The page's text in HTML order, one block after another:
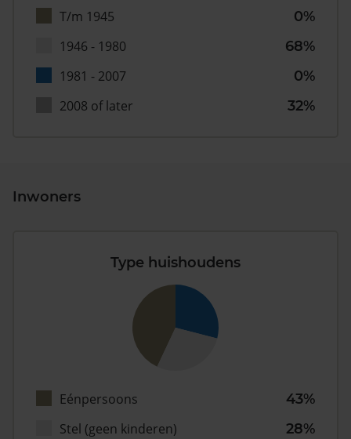
T/m 1945
0%
1946 - 1980
68%
1981 - 2007
0%
2008 of later
32%
Inwoners
Type huishoudens
Eénpersoons
43%
Stel (geen kinderen)
28%